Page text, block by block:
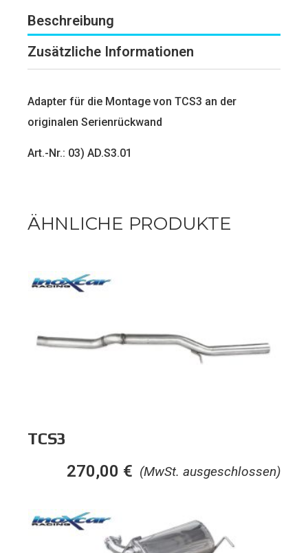
Beschreibung
Zusätzliche Informationen
Adapter für die Montage von TCS3 an der
originalen Serienrückwand
Art.-Nr.: 03) AD.S3.01
ÄHNLICHE PRODUKTE
TCS3
(MwSt. ausgeschlossen)
270,00 €